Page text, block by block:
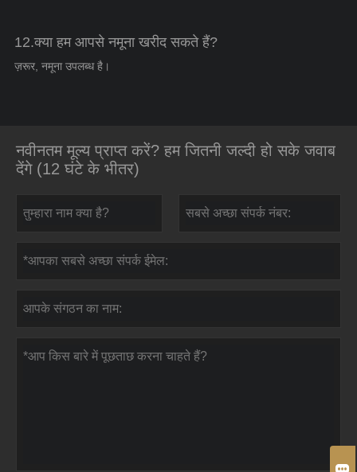
12.क्या हम आपसे नमूना खरीद सकते हैं?
ज़रूर, नमूना उपलब्ध है।
नवीनतम मूल्य प्राप्त करें? हम जितनी जल्दी हो सके जवाब
देंगे (12 घंटे के भीतर)